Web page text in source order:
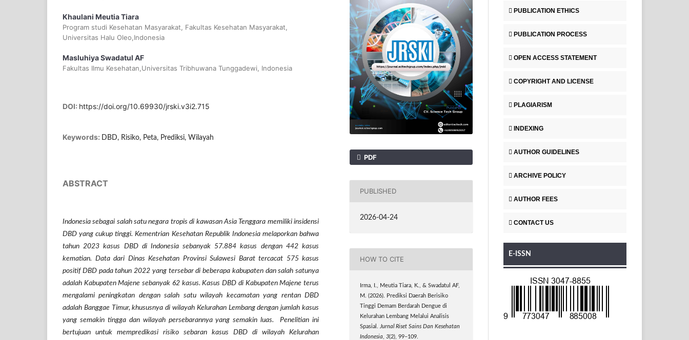
Khaulani Meutia Tiara
Program studi Kesehatan Masyarakat, Fakultas Kesehatan Masyarakat,
Universitas Halu Oleo,Indonesia
Masluhiya Swadatul AF
Fakultas Ilmu Kesehatan,Universitas Tribhuwana Tunggadewi, Indonesia
DOI: https://doi.org/10.69930/jrski.v3i2.715
Keywords: DBD, Risiko, Peta, Prediksi, Wilayah
ABSTRACT
Indonesia sebagai salah satu negara tropis di kawasan Asia Tenggara memiliki insidensi
DBD yang cukup tinggi. Kementrian Kesehatan Republik Indonesia melaporkan bahwa
tahun 2023 kasus DBD di Indonesia sebanyak 57.884 kasus dengan 442 kasus
kematian. Data dari Dinas Kesehatan Provinsi Sulawesi Barat tercacat 575 kasus
positif DBD pada tahun 2022 yang tersebar di beberapa kabupaten dan salah satunya
adalah Kabupaten Majene sebanyak 62 kasus. Kasus DBD di Kabupaten Majene terus
mengalami peningkatan dengan salah satu wilayah kecamatan yang rentan DBD
adalah Banggae Timur, khususnya di wilayah Kelurahan Lembang dengan jumlah kasus
yang semakin tingga dan wilayah persebarannya yang semakin luas. Penelitian ini
bertujuan untuk mempredikasi risiko sebaran kasus DBD di wilayah Kelurahan
PDF
PUBLISHED
2026-04-24
HOW TO CITE
Irma, I., Meutia Tiara, K., & Swadatul AF,
M. (2026). Prediksi Daerah Berisiko
Tinggi Demam Berdarah Dengue di
Kelurahan Lembang Melalui Analisis
Spasial.
Jurnal Riset Sains Dan Kesehatan
Indonesia
,3(2), 99–109.
PUBLICATION ETHICS
PUBLICATION PROCESS
OPEN ACCESS STATEMENT
COPYRIGHT AND LICENSE
PLAGIARISM
INDEXING
AUTHOR GUIDELINES
ARCHIVE POLICY
AUTHOR FEES
CONTACT US
E-ISSN